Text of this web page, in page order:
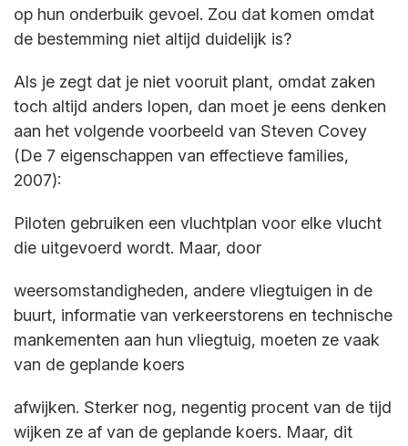
op hun onderbuik gevoel. Zou dat komen omdat
de bestemming niet altijd duidelijk is?
Als je zegt dat je niet vooruit plant, omdat zaken
toch altijd anders lopen, dan moet je eens denken
aan het volgende voorbeeld van Steven Covey
(De 7 eigenschappen van effectieve families,
2007):
Piloten gebruiken een vluchtplan voor elke vlucht
die uitgevoerd wordt. Maar, door
weersomstandigheden, andere vliegtuigen in de
buurt, informatie van verkeerstorens en technische
mankementen aan hun vliegtuig, moeten ze vaak
van de geplande koers
afwijken. Sterker nog, negentig procent van de tijd
wijken ze af van de geplande koers. Maar, dit